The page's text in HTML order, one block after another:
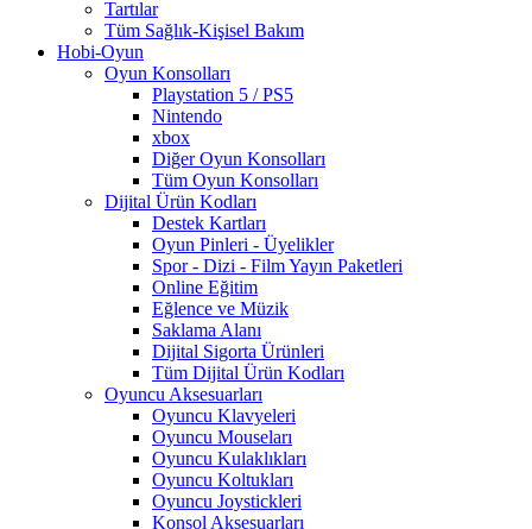
Tartılar
Tüm Sağlık-Kişisel Bakım
Hobi-Oyun
Oyun Konsolları
Playstation 5 / PS5
Nintendo
xbox
Diğer Oyun Konsolları
Tüm Oyun Konsolları
Dijital Ürün Kodları
Destek Kartları
Oyun Pinleri - Üyelikler
Spor - Dizi - Film Yayın Paketleri
Online Eğitim
Eğlence ve Müzik
Saklama Alanı
Dijital Sigorta Ürünleri
Tüm Dijital Ürün Kodları
Oyuncu Aksesuarları
Oyuncu Klavyeleri
Oyuncu Mouseları
Oyuncu Kulaklıkları
Oyuncu Koltukları
Oyuncu Joystickleri
Konsol Aksesuarları